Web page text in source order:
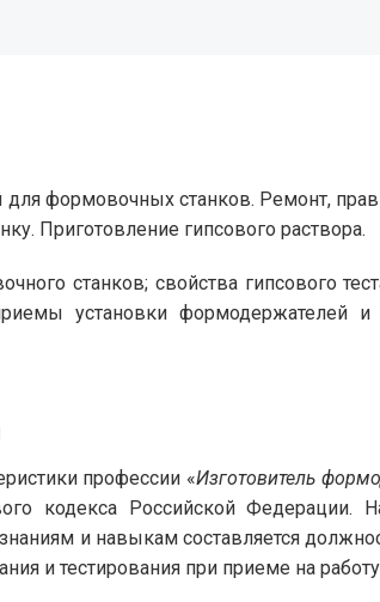
формовочных станков. Ремонт,
Приготовление гипсового раствора.
станков; свойства гипсового
установки
профессии «Изготовитель
кодекса Российской
и навыкам составляется
и тестирования при приеме на